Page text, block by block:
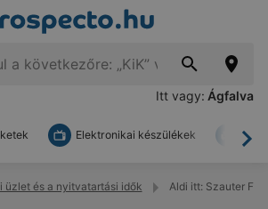
Itt vagy: Ágfalva
Elektronikai készülékek
üzlet és a nyitvatartási idők Aldi itt: Szauter